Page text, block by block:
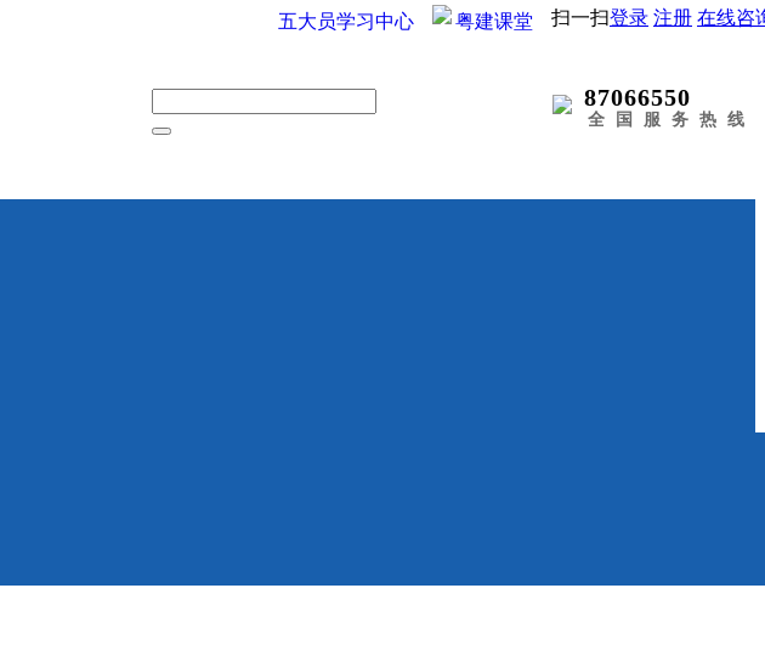
五大员学习中心 粤建课堂 登录 注册 在线咨
扫一扫
87066550
全国服务热线